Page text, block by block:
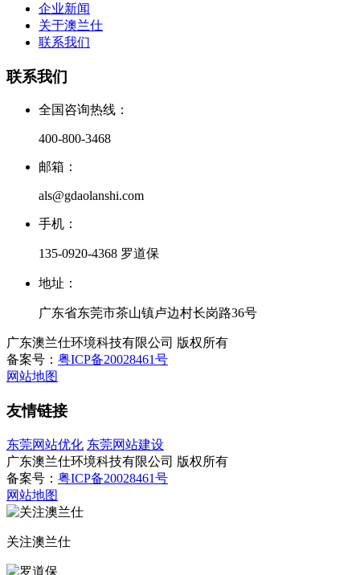
企业新闻
关于澳兰仕
联系我们
联系我们
全国咨询热线：
400-800-3468
邮箱：
als@gdaolanshi.com
手机：
135-0920-4368 罗道保
地址：
广东省东莞市茶山镇卢边村长岗路36号
广东澳兰仕环境科技有限公司 版权所有
备案号： 粤ICP备20028461号
网站地图
友情链接
东莞网站优化 东莞网站建设
广东澳兰仕环境科技有限公司 版权所有
备案号： 粤ICP备20028461号
网站地图
关注澳兰仕